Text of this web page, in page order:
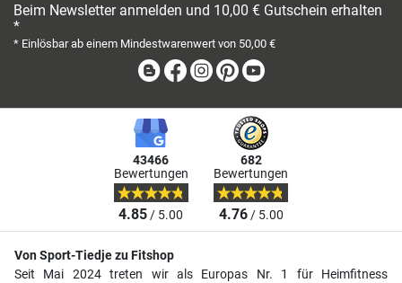
Beim Newsletter anmelden und 10,00 € Gutschein erhalten
*
* Einlösbar ab einem Mindestwarenwert von 50,00 €
BlogFacebook
Instagram
Pinterest
43466
Bewertungen
4.85/ 5.00
682
Bewertungen
4.76/ 5.00
Von Sport-Tiedje zu Fitshop
Seit Mai 2024 treten wir als Europas Nr. 1 für Heimfitness